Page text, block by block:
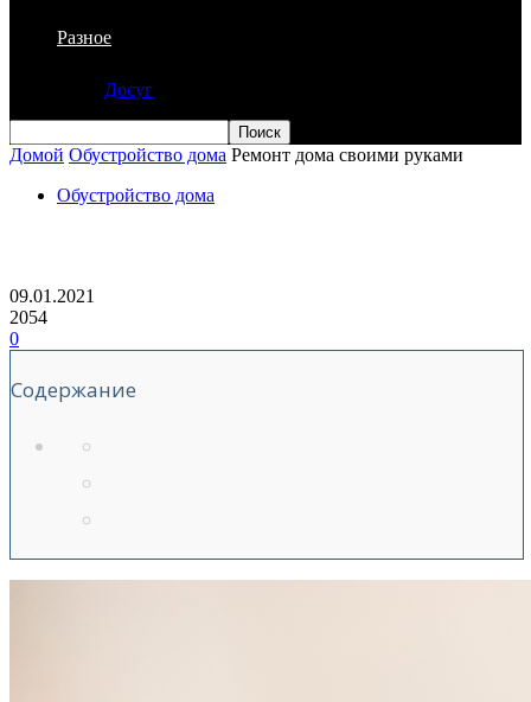
Разное
Досуг
Домой Обустройство дома Ремонт дома своими руками
Обустройство дома
09.01.2021
2054
0
Содержание